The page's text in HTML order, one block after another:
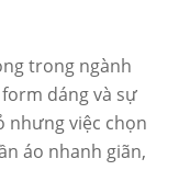
trong ngành
dáng và sự
nhưng việc chọn
áo nhanh giãn,